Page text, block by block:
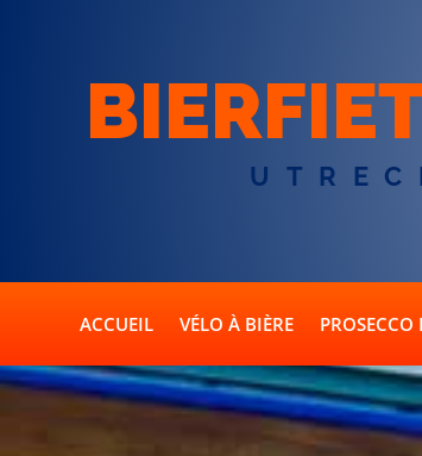
ACCUEIL VÉLO À BIÈRE PROSECCO